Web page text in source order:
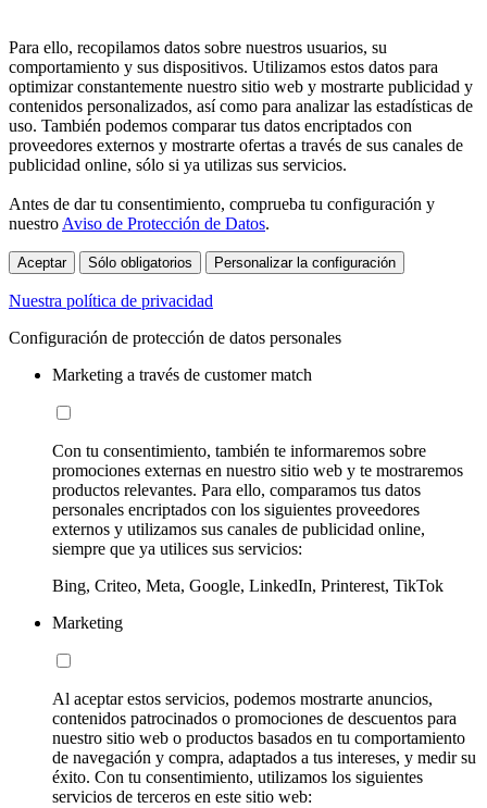
Para ello, recopilamos datos sobre nuestros usuarios, su
comportamiento y sus dispositivos. Utilizamos estos datos para
optimizar constantemente nuestro sitio web y mostrarte publicidad y
contenidos personalizados, así como para analizar las estadísticas de
uso. También podemos comparar tus datos encriptados con
proveedores externos y mostrarte ofertas a través de sus canales de
publicidad online, sólo si ya utilizas sus servicios.
Antes de dar tu consentimiento, comprueba tu configuración y
nuestro Aviso de Protección de Datos.
Aceptar Sólo obligatorios Personalizar la configuración
Nuestra política de privacidad
Configuración de protección de datos personales
Marketing a través de customer match
Con tu consentimiento, también te informaremos sobre
promociones externas en nuestro sitio web y te mostraremos
productos relevantes. Para ello, comparamos tus datos
personales encriptados con los siguientes proveedores
externos y utilizamos sus canales de publicidad online,
siempre que ya utilices sus servicios:
Bing, Criteo, Meta, Google, LinkedIn, Printerest, TikTok
Marketing
Al aceptar estos servicios, podemos mostrarte anuncios,
contenidos patrocinados o promociones de descuentos para
nuestro sitio web o productos basados en tu comportamiento
de navegación y compra, adaptados a tus intereses, y medir su
éxito. Con tu consentimiento, utilizamos los siguientes
servicios de terceros en este sitio web: